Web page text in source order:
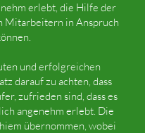
erlebt, die Hilfe der
Mitarbeitern in Anspruch
und erfolgreichen
darauf zu achten, dass
zufrieden sind, dass es
angenehm erlebt. Die
übernommen, wobei